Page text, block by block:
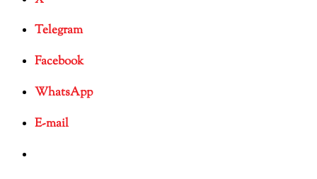
Telegram
Facebook
WhatsApp
E-mail